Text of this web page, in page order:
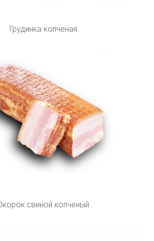
Грудинка копченая
свиной копченый